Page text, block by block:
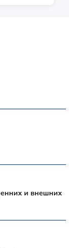
и внешних